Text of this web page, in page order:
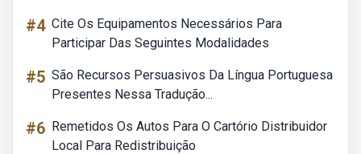
#4 Cite Os Equipamentos Necessários Para
Participar Das Seguintes Modalidades
#5 São Recursos Persuasivos Da Língua Portuguesa
Presentes Nessa Tradução...
#6 Remetidos Os Autos Para O Cartório Distribuidor
Local Para Redistribuição